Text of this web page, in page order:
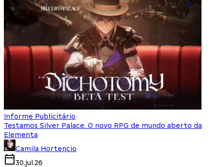
Informe Publicitário
Testamos Silver Palace: O novo RPG de mundo aberto da
Elementa
Camila Hortencio
30.jul.26